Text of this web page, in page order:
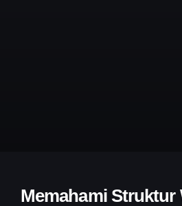
Memahami Struktur